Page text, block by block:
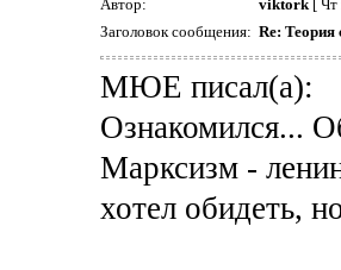
Автор: viktork[ Чт
Заголовок сообщения: Re: Теория
МЮЕ писал(а):
Ознакомился...
Марксизм -
хотел обидеть,